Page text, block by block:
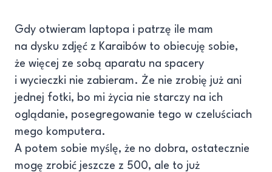
Gdy otwieram laptopa i patrzę ile mam
na dysku zdjęć z Karaibów to obiecuję sobie,
że więcej ze sobą aparatu na spacery
i wycieczki nie zabieram. Że nie zrobię już ani
jednej fotki, bo mi życia nie starczy na ich
oglądanie, posegregowanie tego w czeluściach
mego komputera.
A potem sobie myślę, że no dobra, ostatecznie
mogę zrobić jeszcze z 500, ale to już